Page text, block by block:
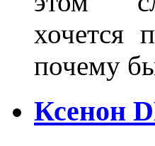
хочется
почему
Ксенон